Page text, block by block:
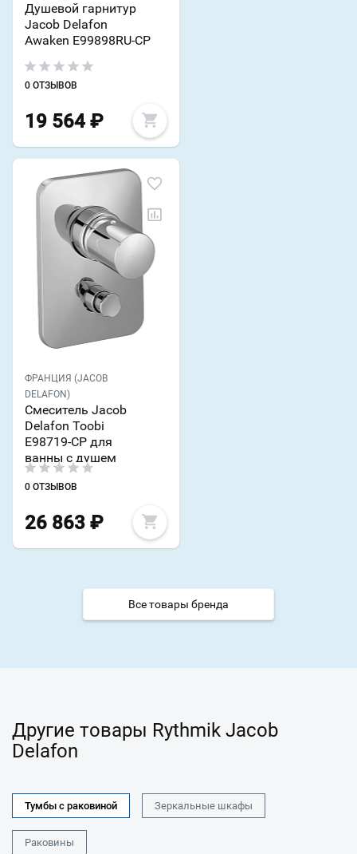
Душевой гарнитур
Jacob Delafon
Awaken E99898RU-CP
0 ОТЗЫВОВ
19 564 ₽
ФРАНЦИЯ (JACOB
DELAFON)
Смеситель Jacob
Delafon Toobi
E98719-CP для
ванны с душем
0 ОТЗЫВОВ
26 863 ₽
Все товары бренда
Другие товары Rythmik Jacob
Delafon
Тумбы с раковиной Зеркальные шкафы
Раковины